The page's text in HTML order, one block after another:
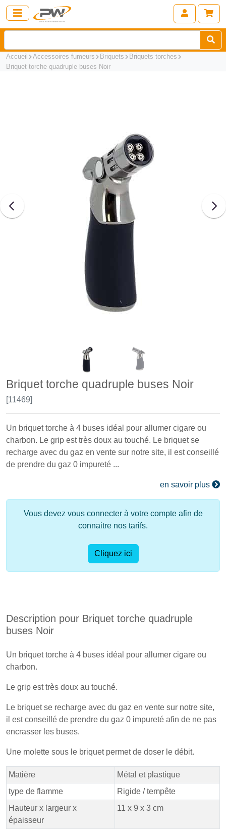
Accueil Accessoires fumeurs Briquets
Briquets torches
Briquet torche quadruple buses Noir
Briquet torche quadruple buses Noir
[11469]
Un briquet torche à 4 buses idéal pour allumer cigare ou
charbon. Le grip est très doux au touché. Le briquet se
recharge avec du gaz en vente sur notre site, il est conseillé
de prendre du gaz 0 impureté ...
en savoir plus
Vous devez vous connecter à votre compte afin de
connaitre nos tarifs.
Cliquez ici
Description pour Briquet torche quadruple
buses Noir
Un briquet torche à 4 buses idéal pour allumer cigare ou
charbon.
Le grip est très doux au touché.
Le briquet se recharge avec du gaz en vente sur notre site,
il est conseillé de prendre du gaz 0 impureté afin de ne pas
encrasser les buses.
Une molette sous le briquet permet de doser le débit.
Matière
Métal et plastique
type de flamme
Rigide / tempête
Hauteur x largeur x
épaisseur
11 x 9 x 3 cm